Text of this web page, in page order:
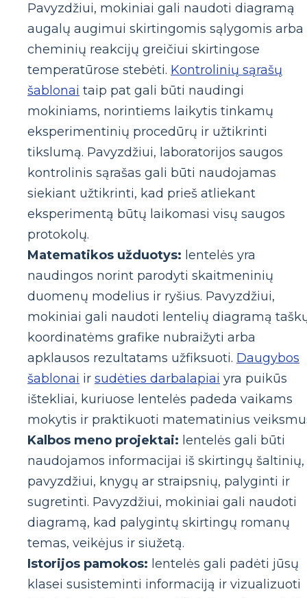
Pavyzdžiui, mokiniai gali naudoti diagramą
augalų augimui skirtingomis sąlygomis arba
cheminių reakcijų greičiui skirtingose ​​
temperatūrose stebėti. Kontrolinių sąrašų
šablonai taip pat gali būti naudingi
mokiniams, norintiems laikytis tinkamų
eksperimentinių procedūrų ir užtikrinti
tikslumą. Pavyzdžiui, laboratorijos saugos
kontrolinis sąrašas gali būti naudojamas
siekiant užtikrinti, kad prieš atliekant
eksperimentą būtų laikomasi visų saugos
protokolų.
Matematikos užduotys: lentelės yra
naudingos norint parodyti skaitmeninių
duomenų modelius ir ryšius. Pavyzdžiui,
mokiniai gali naudoti lentelių diagramą
koordinatėms grafike nubraižyti arba
apklausos rezultatams užfiksuoti. Daugybos
šablonai ir sudėties darbalapiai yra puikūs
ištekliai, kuriuose lentelės padeda vaikams
mokytis ir praktikuoti matematinius
Kalbos meno projektai: lentelės gali būti
naudojamos informacijai iš skirtingų šaltinių,
pavyzdžiui, knygų ar straipsnių, palyginti ir
sugretinti. Pavyzdžiui, mokiniai gali naudoti
diagramą, kad palygintų skirtingų romanų
temas, veikėjus ir siužetą.
Istorijos pamokos: lentelės gali padėti jūsų
klasei susisteminti informaciją ir vizualizuoti